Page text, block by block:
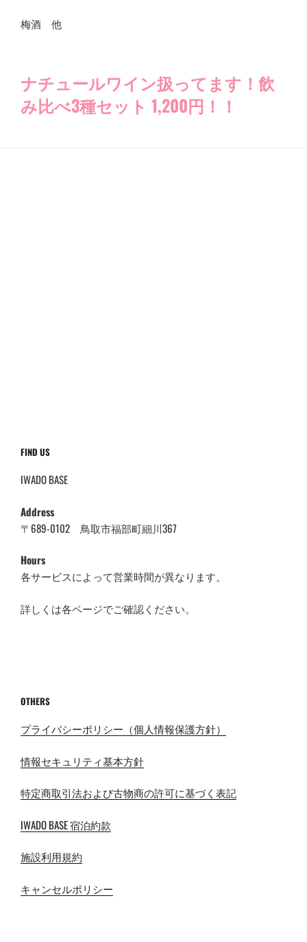
梅酒 他
ナチュールワイン扱ってます！飲
み比べ3種セット 1,200円 ！！
FIND US
IWADO BASE
Address
〒689-0102 鳥取市福部町細川367
Hours
各サービスによって営業時間が異なります。
詳しくは各ページでご確認ください。
OTHERS
プライバシーポリシー（個人情報保護方針）
情報セキュリティ基本方針
特定商取引法および古物商の許可に基づく表記
IWADO BASE 宿泊約款
施設利用規約
キャンセルポリシー